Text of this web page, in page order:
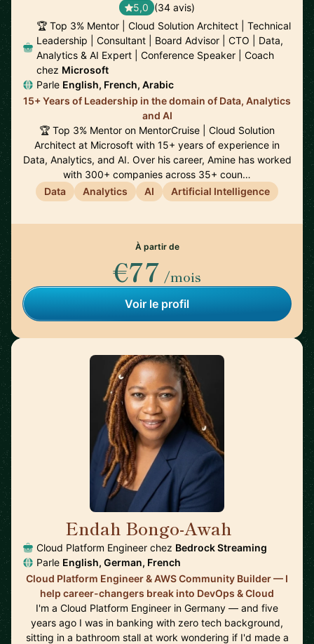
5,0 (34 avis)
🏆 Top 3% Mentor | Cloud Solution Architect | Technical
Leadership | Consultant | Board Advisor | CTO | Data,
Analytics & AI Expert | Conference Speaker | Coach
chez Microsoft
Parle English, French, Arabic
15+ Years of Leadership in the domain of Data, Analytics
and AI
🏆 Top 3% Mentor on MentorCruise | Cloud Solution
Architect at Microsoft with 15+ years of experience in
Data, Analytics, and AI. Over his career, Amine has worked
with 300+ companies across 35+ coun…
Data
Analytics AI Artificial Intelligence
À partir de
€77 /mois
Voir le profil
Endah Bongo-Awah
Cloud Platform Engineer chez Bedrock Streaming
Parle English, German, French
Cloud Platform Engineer & AWS Community Builder — I
help career-changers break into DevOps & Cloud
I'm a Cloud Platform Engineer in Germany — and five
years ago I was in banking with zero tech background,
sitting in a bathroom stall at work wondering if I'd made a